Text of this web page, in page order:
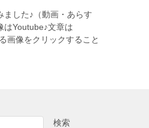
した♪（動画・あらす
はYoutube♪文章は
画像をクリックすること
検索